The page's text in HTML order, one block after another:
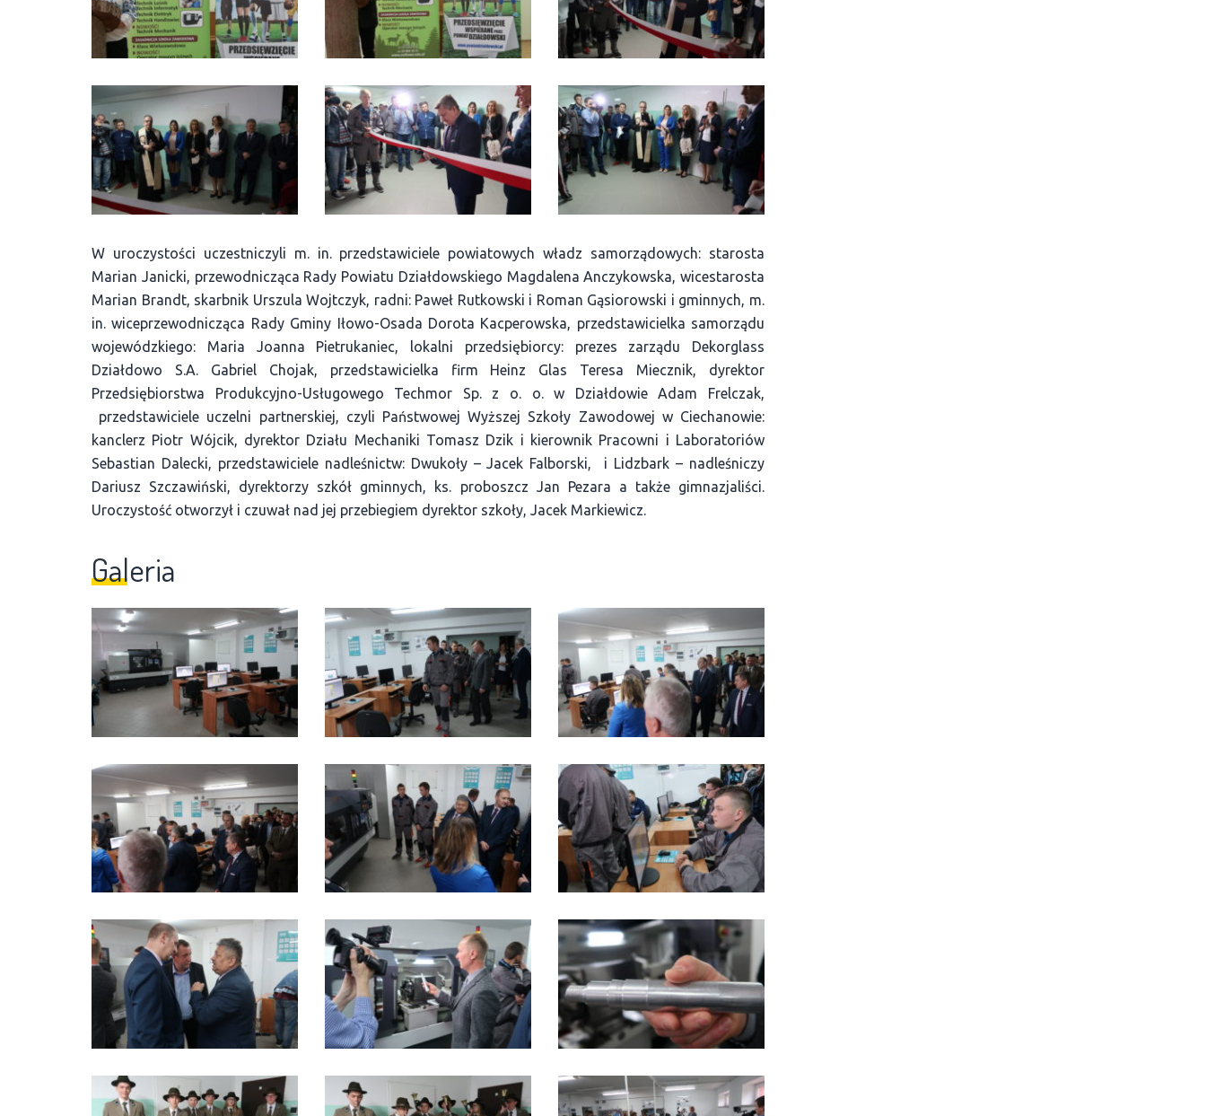
W uroczystości uczestniczyli m. in. przedstawiciele powiatowych władz samorządowych: starosta
Marian Janicki, przewodnicząca Rady Powiatu Działdowskiego Magdalena Anczykowska, wicestarosta
Marian Brandt, skarbnik Urszula Wojtczyk, radni: Paweł Rutkowski i Roman Gąsiorowski i gminnych, m.
in. wiceprzewodnicząca Rady Gminy Iłowo-Osada Dorota Kacperowska, przedstawicielka samorządu
wojewódzkiego: Maria Joanna Pietrukaniec, lokalni przedsiębiorcy: prezes zarządu Dekorglass
Działdowo S.A. Gabriel Chojak, przedstawicielka firm Heinz Glas Teresa Miecznik, dyrektor
Przedsiębiorstwa Produkcyjno-Usługowego Techmor Sp. z o. o. w Działdowie Adam Frelczak,
przedstawiciele uczelni partnerskiej, czyli Państwowej Wyższej Szkoły Zawodowej w Ciechanowie:
kanclerz Piotr Wójcik, dyrektor Działu Mechaniki Tomasz Dzik i kierownik Pracowni i Laboratoriów
Sebastian Dalecki, przedstawiciele nadleśnictw: Dwukoły – Jacek Falborski, i Lidzbark – nadleśniczy
Dariusz Szczawiński, dyrektorzy szkół gminnych, ks. proboszcz Jan Pezara a także gimnazjaliści.
Uroczystość otworzył i czuwał nad jej przebiegiem dyrektor szkoły, Jacek Markiewicz.
Galeria